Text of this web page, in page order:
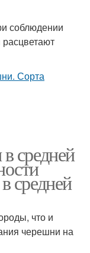
соблюдении
средней
средней
что и
черешни на